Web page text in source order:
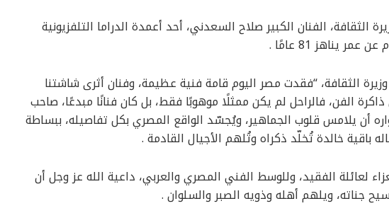
الثقافة، الفنان الكبير صلاح السعدني، أحد أعمدة الدراما التلفزيونية
يناهز 81 عامًا .
وزيرة الثقافة، “فقدت مصر اليوم قامة فنية عظيمة، وفنان أثرى شاشتنا
الفن، فالراحل لم يكن ممثلًا موهوبًا فقط، بل كان فنانًا مبدعًا، صاحب
أن يلامس قلوب الجماهير، ويُجسّد الواقع المصري بكل تفاصيله، ببساطة
خالدة تُخلّد ذكراه وتُلهم الأجيال القادمة .
لعائلة الفقيد، وللوسط الفني المصري والعربي، داعية الله عز وجل أن
جناته، ويلهم أهله وذويه الصبر والسلوان .